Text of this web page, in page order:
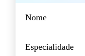
Nome
Especialidade